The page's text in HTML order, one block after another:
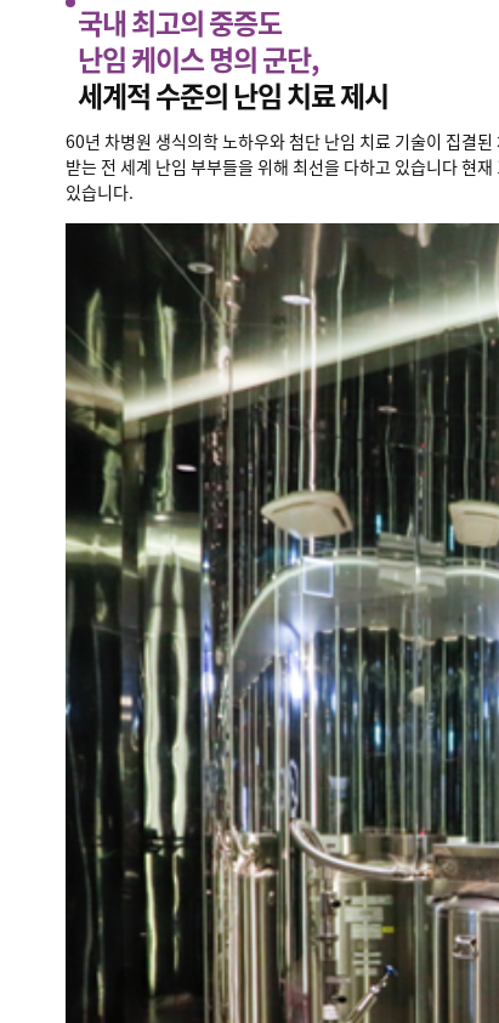
국내 최고의 중증도
난임 케이스 명의 군단,
세계적 수준의 난임 치료 제시
60년 차병원 생식의학 노하우와 첨단 난임 치료 기술이 집결
받는 전 세계 난임 부부들을 위해 최선을 다하고 있습니다 현
있습니다.